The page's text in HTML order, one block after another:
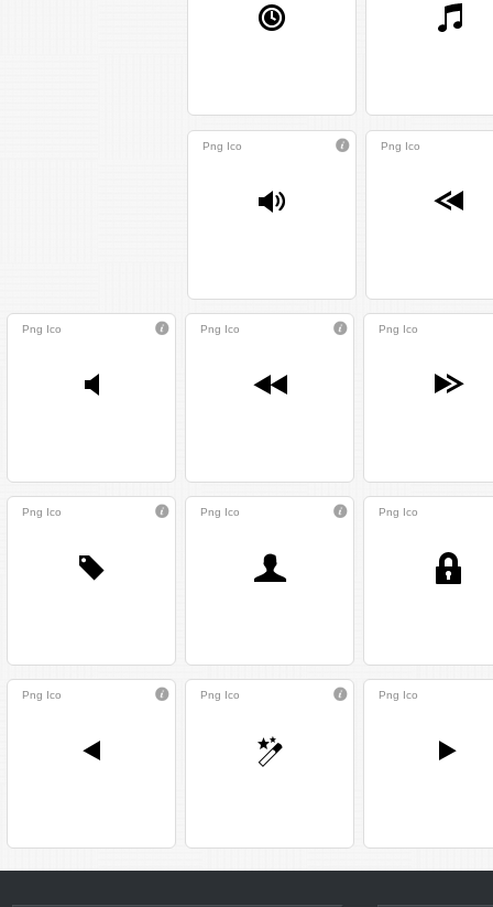
Png Ico Png Ico
Png Ico Png Ico Png Ico
Png Ico Png Ico Png Ico
Png Ico Png Ico Png Ico